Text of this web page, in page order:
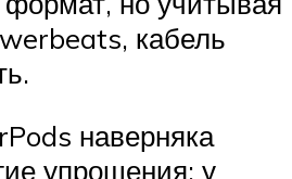
кабель
наверняка
упрощения: у